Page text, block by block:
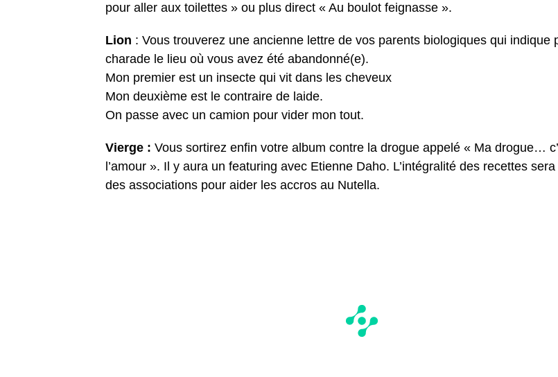
pour aller aux toilettes » ou plus direct « Au boulot feignasse ».
Lion : Vous trouverez une ancienne lettre de vos parents biologiques qui indique
charade le lieu où vous avez été abandonné(e).
Mon premier est un insecte qui vit dans les cheveux
Mon deuxième est le contraire de laide.
On passe avec un camion pour vider mon tout.
Vierge : Vous sortirez enfin votre album contre la drogue appelé « Ma drogue…
l’amour ». Il y aura un featuring avec Etienne Daho. L’intégralité des recettes
des associations pour aider les accros au Nutella.